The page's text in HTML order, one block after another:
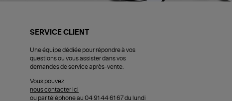
SERVICE CLIENT
Une équipe dédiée pour répondre à vos
questions ou vous assister dans vos
demandes de service après-vente.
Vous pouvez
nous contacter ici
ou par téléphone au 04 91 44 61 67 du lundi